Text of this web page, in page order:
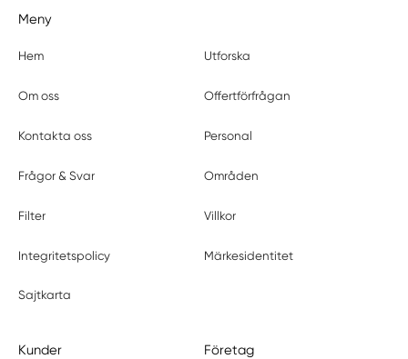
Meny
Hem Utforska
Om oss Offertförfrågan
Kontakta oss Personal
Frågor & Svar Områden
Filter Villkor
Integritetspolicy Märkesidentitet
Sajtkarta
Kunder Företag